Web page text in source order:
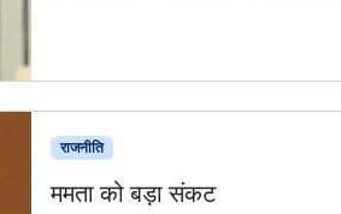
राजनीति
ममता को बड़ा संकट